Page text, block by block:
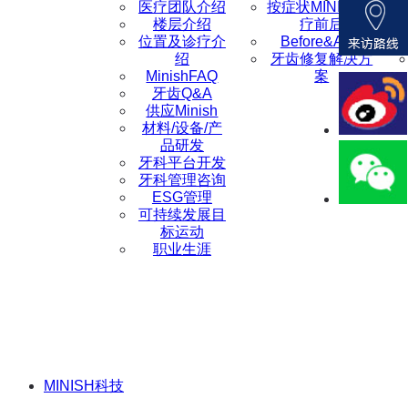
医疗团队介绍
楼层介绍
位置及诊疗介
绍
MinishFAQ
牙齿Q&A
供应Minish
材料/设备/产
品研发
牙科平台开发
牙科管理咨询
ESG管理
可持续发展目
标运动
职业生涯
按症状MINISH治
疗前后
Before&After
牙齿修复解决方
案
MINISH科技